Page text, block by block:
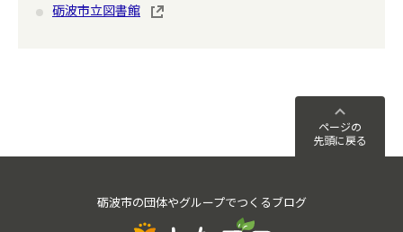
砺波市立図書館
ページの
先頭に戻る
砺波市の団体やグループでつくるブログ